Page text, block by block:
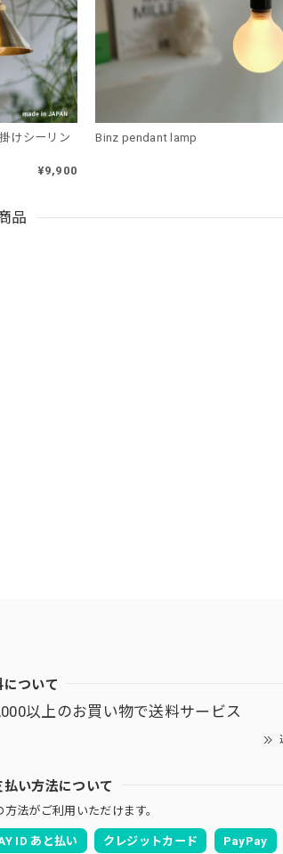
けシーリン
¥9,900
Binz pendant lamp
品
ついて
以上のお買い物で送料サービス
払い方法について
方法がご利用いただけます。
ID あと払い クレジットカード PayPay